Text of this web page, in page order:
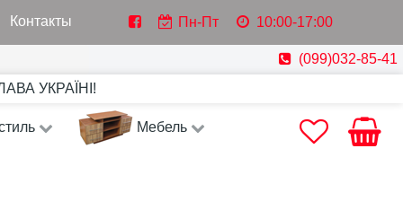
Контакты Пн-Пт 10:00-17:00
(099)032-85-41
УКРАЇНІ!
Мебель